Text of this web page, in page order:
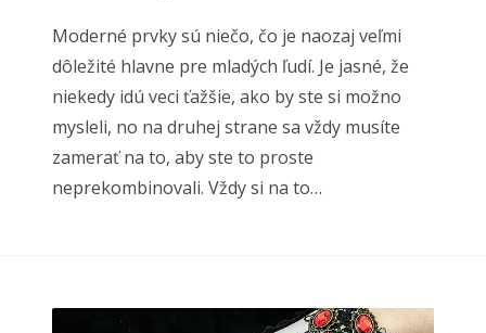
Moderné prvky sú niečo, čo je naozaj veľmi
dôležité hlavne pre mladých ľudí. Je jasné, že
niekedy idú veci ťažšie, ako by ste si možno
mysleli, no na druhej strane sa vždy musíte
zamerať na to, aby ste to proste
neprekombinovali. Vždy si na to…